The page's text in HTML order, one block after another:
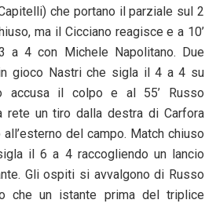
che portano il parziale sul 2
ma il Cicciano reagisce e a 10’
a 4 con Michele Napolitano. Due
gioco Nastri che sigla il 4 a 4 su
accusa il colpo e al 55’ Russo
rete un tiro dalla destra di Carfora
del campo. Match chiuso
il 6 a 4 raccogliendo un lancio
Gli ospiti si avvalgono di Russo
che un istante prima del triplice